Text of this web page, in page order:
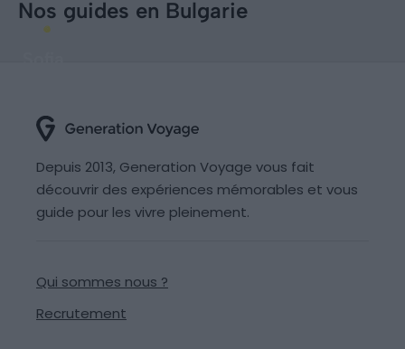
Nos guides en Bulgarie
Depuis 2013, Generation Voyage vous fait
découvrir des expériences mémorables et vous
guide pour les vivre pleinement.
Qui sommes nous ?
Recrutement